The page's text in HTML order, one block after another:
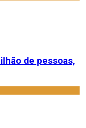
de pessoas,